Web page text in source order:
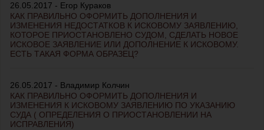
26.05.2017 - Егор Кураков
КАК ПРАВИЛЬНО ОФОРМИТЬ ДОПОЛНЕНИЯ И
ИЗМЕНЕНИЯ НЕДОСТАТКОВ К ИСКОВОМУ ЗАЯВЛЕНИЮ,
КОТОРОЕ ПРИОСТАНОВЛЕНО СУДОМ, СДЕЛАТЬ НОВОЕ
ИСКОВОЕ ЗАЯВЛЕНИЕ ИЛИ ДОПОЛНЕНИЕ К ИСКОВОМУ.
ЕСТЬ ТАКАЯ ФОРМА ОБРАЗЕЦ?
26.05.2017 - Владимир Колчин
КАК ПРАВИЛЬНО ОФОРМИТЬ ДОПОЛНЕНИЯ И
ИЗМЕНЕНИЯ К ИСКОВОМУ ЗАЯВЛЕНИЮ ПО УКАЗАНИЮ
СУДА ( ОПРЕДЕЛЕНИЯ О ПРИОСТАНОВЛЕНИИ НА
ИСПРАВЛЕНИЯ)